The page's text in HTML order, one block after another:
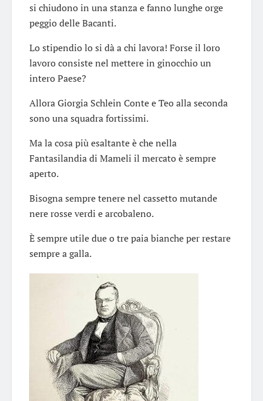
si chiudono in una stanza e fanno lunghe orge
peggio delle Bacanti.
Lo stipendio lo si dà a chi lavora! Forse il loro
lavoro consiste nel mettere in ginocchio un
intero Paese?
Allora Giorgia Schlein Conte e Teo alla seconda
sono una squadra fortissimi.
Ma la cosa più esaltante è che nella
Fantasilandia di Mameli il mercato è sempre
aperto.
Bisogna sempre tenere nel cassetto mutande
nere rosse verdi e arcobaleno.
È sempre utile due o tre paia bianche per restare
sempre a galla.